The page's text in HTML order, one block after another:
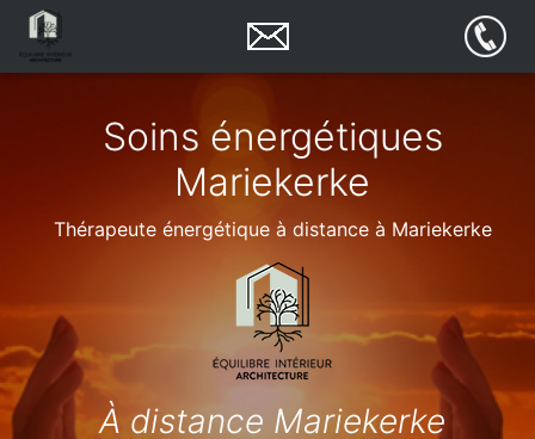
Soins énergétiques
Mariekerke
Thérapeute énergétique à distance à Mariekerke
À distance Mariekerke